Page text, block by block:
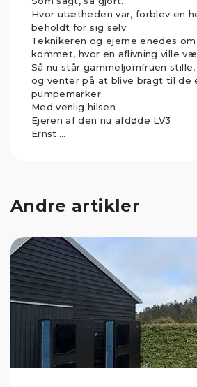
Hvor utætheden var, forblev en
beholdt for sig selv.
Teknikeren og ejerne enedes
kommet, hvor en aflivning ville
Så nu står gammeljomfruen
og venter på at blive bragt til de
pumpemarker.
Med venlig hilsen
Ejeren af den nu afdøde LV3
Ernst….
Andre artikler